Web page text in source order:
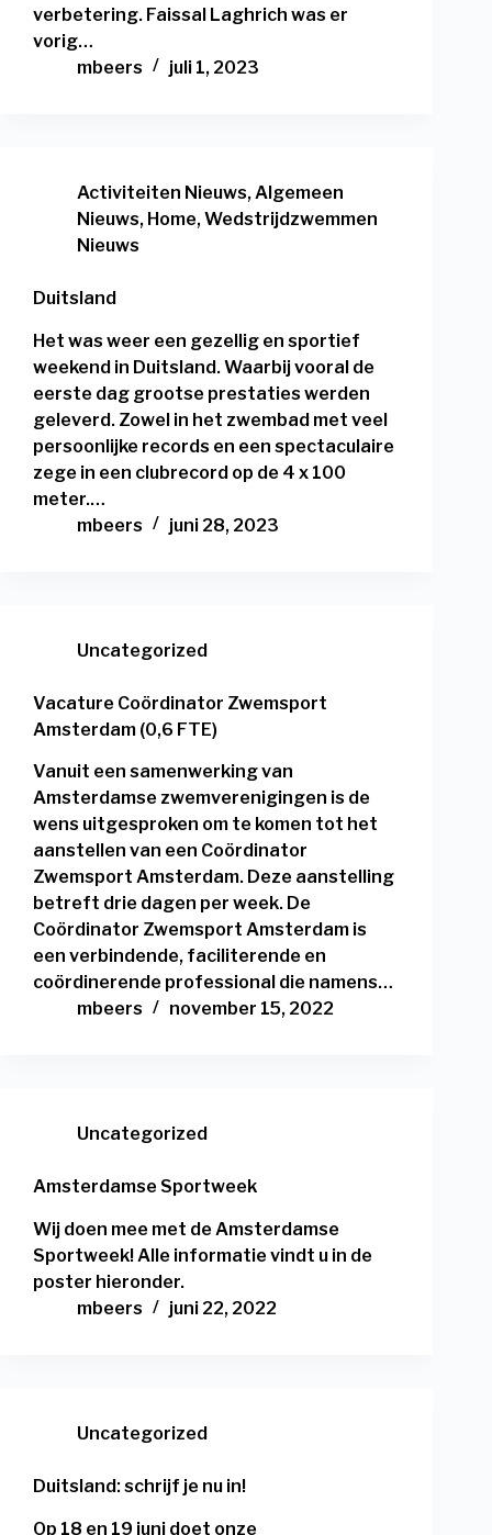
verbetering. Faissal Laghrich was er
vorig…
mbeers
juli 1, 2023
Activiteiten Nieuws, Algemeen
Nieuws, Home,Wedstrijdzwemmen
Nieuws
Duitsland
Het was weer een gezellig en sportief
weekend in Duitsland. Waarbij vooral de
eerste dag grootse prestaties werden
geleverd. Zowel in het zwembad met veel
persoonlijke records en een spectaculaire
zege in een clubrecord op de 4 x 100
meter.…
mbeers
juni 28, 2023
Uncategorized
Vacature Coördinator Zwemsport
Amsterdam (0,6 FTE)
Vanuit een samenwerking van
Amsterdamse zwemverenigingen is de
wens uitgesproken om te komen tot het
aanstellen van een Coördinator
Zwemsport Amsterdam. Deze aanstelling
betreft drie dagen per week. De
Coördinator Zwemsport Amsterdam is
een verbindende, faciliterende en
coördinerende professional die namens…
mbeers
november 15, 2022
Uncategorized
Amsterdamse Sportweek
Wij doen mee met de Amsterdamse
Sportweek! Alle informatie vindt u in de
poster hieronder.
mbeers
juni 22, 2022
Uncategorized
Duitsland: schrijf je nu in!
Op 18 en 19 juni doet onze